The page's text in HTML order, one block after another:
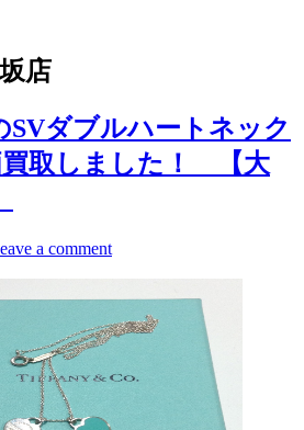
ツをお知らせします。
店
SVダブルハートネック
買取しました！ 【大
a comment